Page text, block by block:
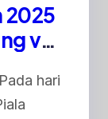
2025
vs
hari